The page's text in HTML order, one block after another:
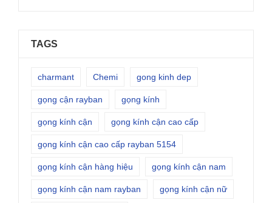
TAGS
charmant Chemi gong kinh dep
gọng cận rayban gọng kính
gọng kính cận gọng kính cận cao cấp
gọng kính cận cao cấp rayban 5154
gọng kính cận hàng hiệu gọng kính cận nam
gọng kính cận nam rayban gọng kính cận nữ